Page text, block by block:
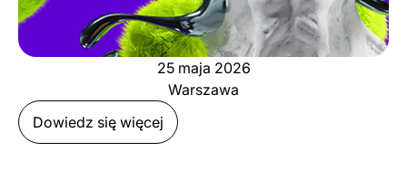
25 maja 2026
Warszawa
Dowiedz się więcej